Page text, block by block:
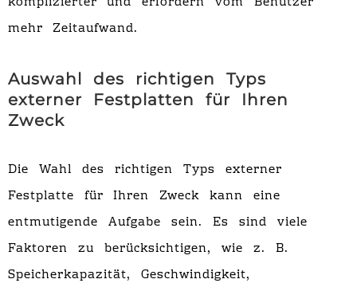
mehr Zeitaufwand.
Auswahl des richtigen Typs
externer Festplatten für Ihren
Zweck
Die Wahl des richtigen Typs externer
Festplatte für Ihren Zweck kann eine
entmutigende Aufgabe sein. Es sind viele
Faktoren zu berücksichtigen, wie z. B.
Speicherkapazität, Geschwindigkeit,